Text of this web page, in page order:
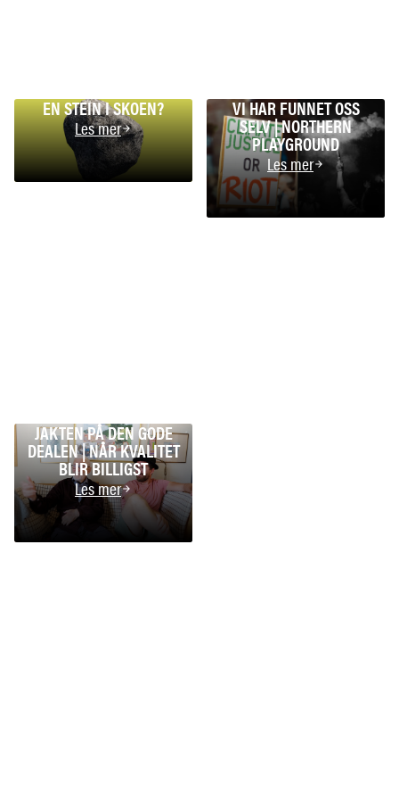
EN STEIN I SKOEN?
Les mer
VI HAR FUNNET OSS
SELV | NORTHERN
PLAYGROUND
Les mer
JAKTEN PÅ DEN GODE
DEALEN | NÅR KVALITET
BLIR BILLIGST
Les mer